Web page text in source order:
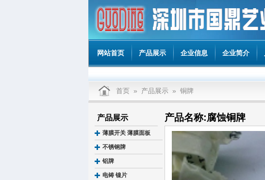
网站首页 产品展示 企业信息 企业简介
首页» 产品展示» 铜牌
产品展示
薄膜开关 薄膜面板
不锈钢牌
铝牌
电铸 镍片
产品名称:腐蚀铜牌